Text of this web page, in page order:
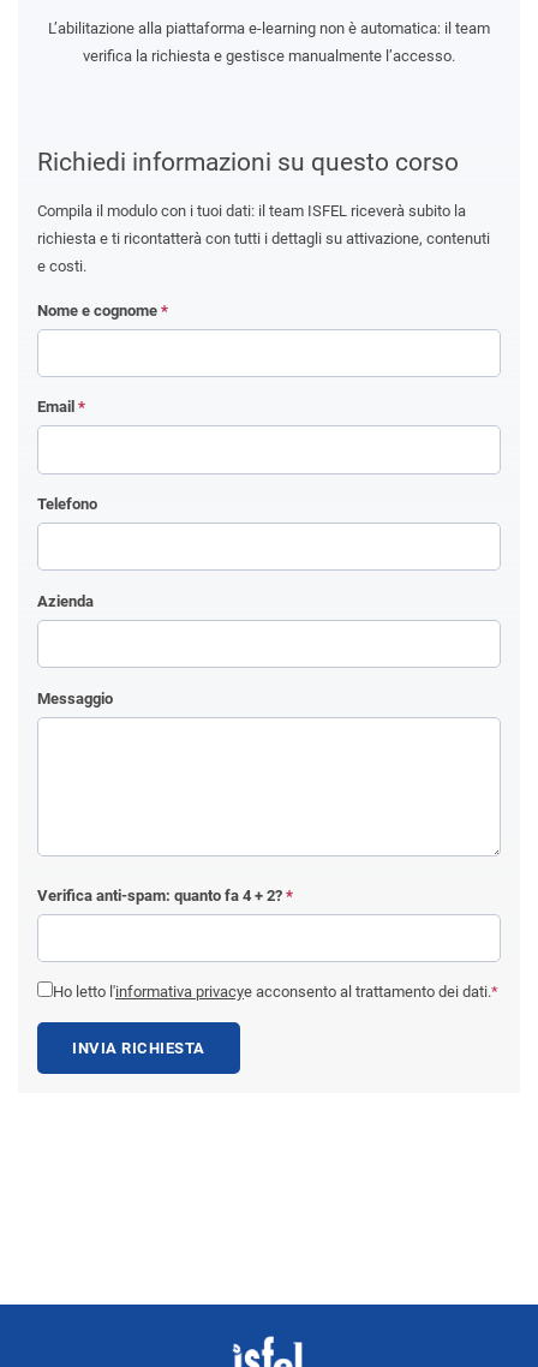
Richiedi informazioni su questo corso
Compila il modulo con i tuoi dati: il team ISFEL riceverà subito la
richiesta e ti ricontatterà con tutti i dettagli su attivazione, contenuti
e costi.
Nome e cognome *
Email *
Telefono
Azienda
Messaggio
Verifica anti-spam: quanto fa 4 + 2? *
Ho letto l'informativa privacye acconsento al trattamento dei dati.*
INVIA RICHIESTA
L’abilitazione alla piattaforma e-learning non è automatica: il team
verifica la richiesta e gestisce manualmente l’accesso.